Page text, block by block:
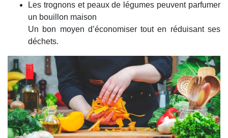
Les trognons et peaux de légumes peuvent parfumer
un bouillon maison
Un bon moyen d’économiser tout en réduisant ses
déchets.